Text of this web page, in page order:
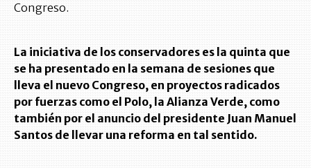
Congreso.
La iniciativa de los conservadores es la quinta que
se ha presentado en la semana de sesiones que
lleva el nuevo Congreso, en proyectos radicados
por fuerzas como el Polo, la Alianza Verde, como
también por el anuncio del presidente Juan Manuel
Santos de llevar una reforma en tal sentido.